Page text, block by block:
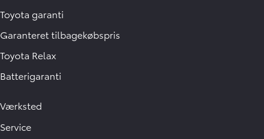
Toyota garanti
Garanteret tilbagekøbspris
Toyota Relax
Batterigaranti
Værksted
Service